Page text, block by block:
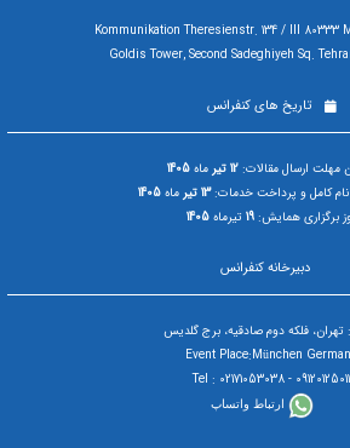
Kommunikation Theresienstr. 134 / III 80333
Goldis Tower, Second Sadeghiyeh Sq. Tehran
تاریخ های کنفرانس
مهلت ارسال مقالات: 12 تیر ماه 1405
کامل و پرداخت خدمات:13 تیر ماه 1405
برگزاری همایش: 19 تیرماه 1405
دبیرخانه کنفرانس
تهران، فلکه دوم صادقیه، برج گلدیس
Event Place:München
09120125011 - Tel : 02171053038
ارتباط واتساپ